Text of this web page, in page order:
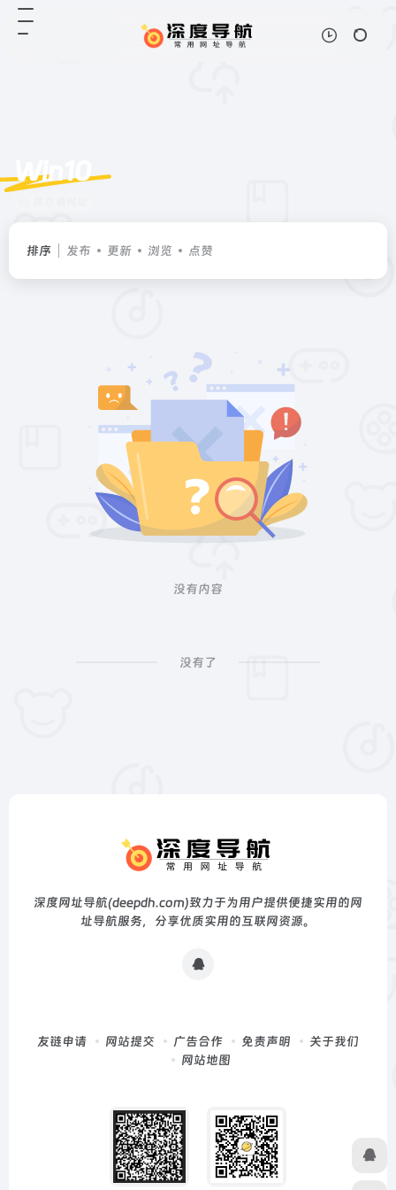
Win10
排序 发布 更新 浏览 点赞
没有内容
没有了
深度网址导航(deepdh.com)致力于为用户提供便捷实用的网
址导航服务，分享优质实用的互联网资源。
友链申请 网站提交 广告合作 免责声明
关于我们
网站地图